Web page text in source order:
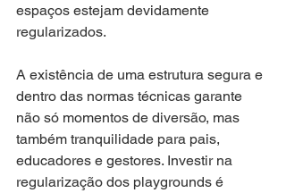
espaços estejam devidamente
regularizados.
A existência de uma estrutura segura e
dentro das normas técnicas garante
não só momentos de diversão, mas
também tranquilidade para pais,
educadores e gestores. Investir na
regularização dos playgrounds é